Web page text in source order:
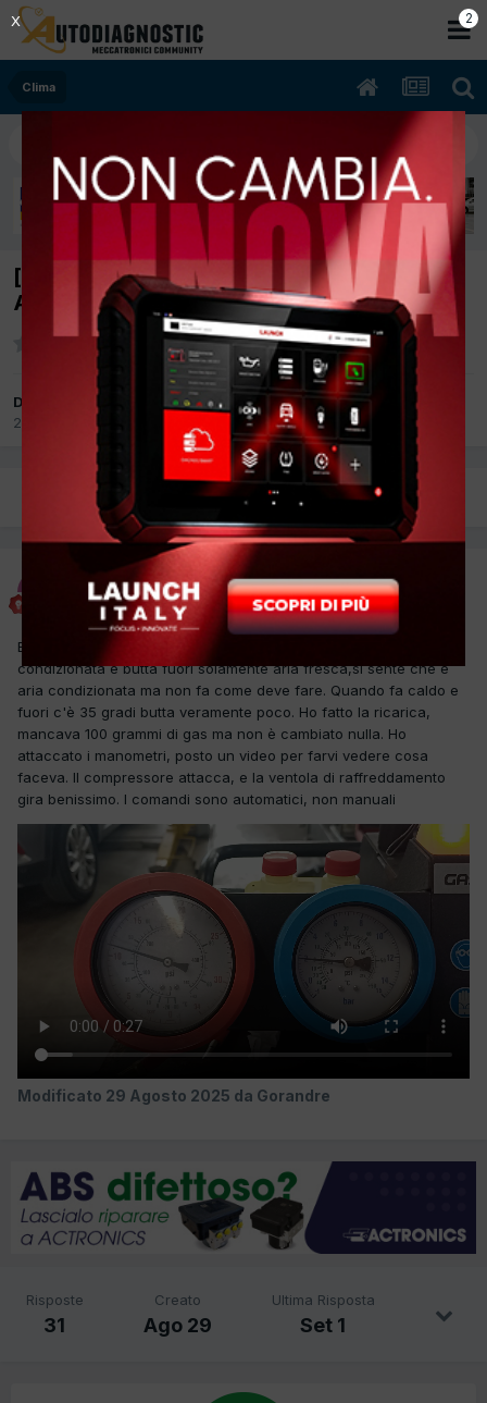
Clima
[Kia Rio 04/2015 1396cc D4FC 66Kw Diesel]
Aria condizionata fa poco
Da Gorandre
29 Agosto 2025
AVANTI
Pagina 1 di 2
Gorandre
Inviato29 Agosto 2025
Buonasera a tutti. Ho un problema con questa kia. Accendo l'aria
condizionata e butta fuori solamente aria fresca,si sente che è
aria condizionata ma non fa come deve fare. Quando fa caldo e
fuori c'è 35 gradi butta veramente poco. Ho fatto la ricarica,
mancava 100 grammi di gas ma non è cambiato nulla. Ho
attaccato i manometri, posto un video per farvi vedere cosa
faceva. Il compressore attacca, e la ventola di raffreddamento
gira benissimo. I comandi sono automatici, non manuali
Modificato 29 Agosto 2025 da Gorandre
Risposte
31
Creato
Ago 29
Ultima Risposta
Set 1
2
X